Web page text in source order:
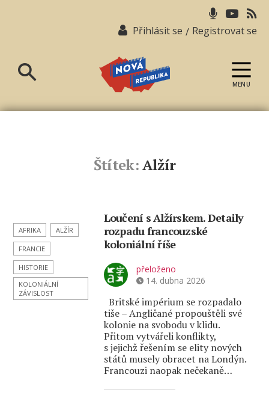
Přihlásit se / Registrovat se
republika
MENU
Štítek:Alžír
AFRIKA ALŽÍR
FRANCIE
HISTORIE
KOLONIÁLNÍ
ZÁVISLOST
Loučení s Alžírskem. Detaily
rozpadu francouzské
koloniální říše
přeloženo
14. dubna 2026
Britské impérium se rozpadalo
tiše – Angličané propouštěli své
kolonie na svobodu v klidu.
Přitom vytvářeli konflikty,
s jejichž řešením se elity nových
států musely obracet na Londýn.
Francouzi naopak nečekaně…